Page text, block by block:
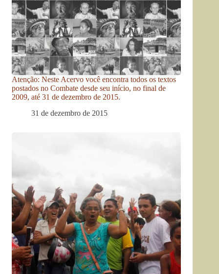
Atenção: Neste Acervo você encontra todos os textos
postados no Combate desde seu início, no final de
2009, até 31 de dezembro de 2015.
31 de dezembro de 2015